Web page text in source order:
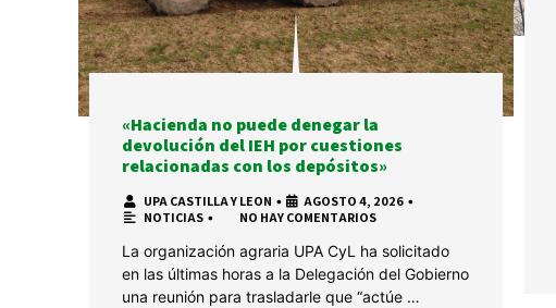
«Hacienda no puede denegar la
devolución del IEH por cuestiones
relacionadas con los depósitos»
UPA CASTILLA Y LEON • AGOSTO 4, 2026 •
NOTICIAS • NO HAY COMENTARIOS
La organización agraria UPA CyL ha solicitado
en las últimas horas a la Delegación del Gobierno
una reunión para trasladarle que “actúe …